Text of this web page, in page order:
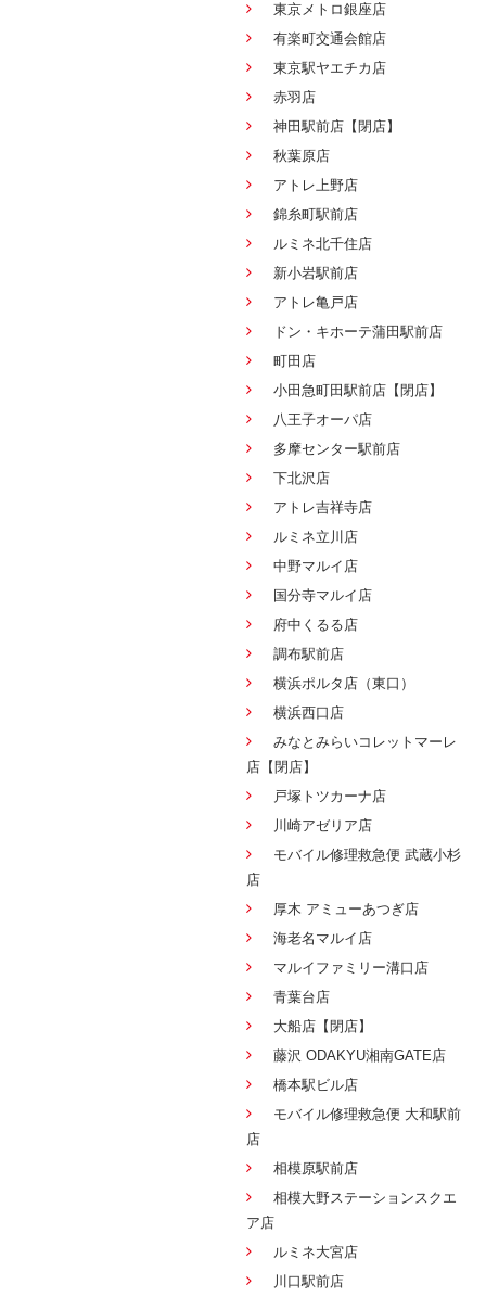
東京メトロ銀座店
有楽町交通会館店
東京駅ヤエチカ店
赤羽店
神田駅前店【閉店】
秋葉原店
アトレ上野店
錦糸町駅前店
ルミネ北千住店
新小岩駅前店
アトレ亀戸店
ドン・キホーテ蒲田駅前店
町田店
小田急町田駅前店【閉店】
八王子オーパ店
多摩センター駅前店
下北沢店
アトレ吉祥寺店
ルミネ立川店
中野マルイ店
国分寺マルイ店
府中くるる店
調布駅前店
横浜ポルタ店（東口）
横浜西口店
みなとみらいコレットマーレ
店【閉店】
戸塚トツカーナ店
川崎アゼリア店
モバイル修理救急便 武蔵小杉
店
厚木 アミューあつぎ店
海老名マルイ店
マルイファミリー溝口店
青葉台店
大船店【閉店】
藤沢 ODAKYU湘南GATE店
橋本駅ビル店
モバイル修理救急便 大和駅前
店
相模原駅前店
相模大野ステーションスクエ
ア店
ルミネ大宮店
川口駅前店